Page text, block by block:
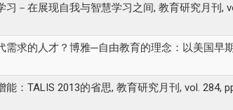
习－在展现自我与智慧学习之间, 教育研究月刊,
需求的人才？博雅─自由教育的理念：以美国早
：TALIS 2013的省思, 教育研究月刊, vol. 284,